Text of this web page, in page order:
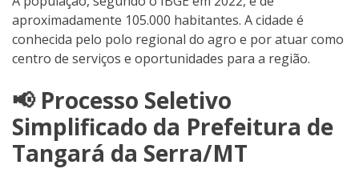
aproximadamente 105.000 habitantes. A cidade é
conhecida pelo polo regional do agro e por atuar como
centro de serviços e oportunidades para a região.
📢 Processo Seletivo
Simplificado da Prefeitura de
Tangará da Serra/MT